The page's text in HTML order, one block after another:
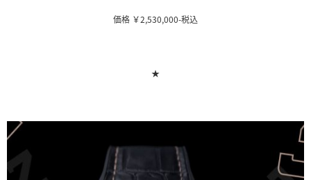
価格 ￥2,530,000-税込
★